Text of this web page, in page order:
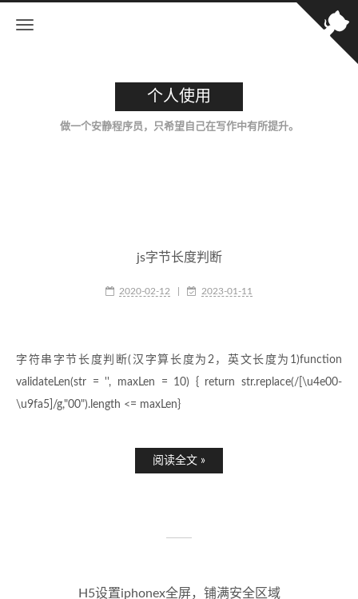
个人使用
做一个安静程序员，只希望自己在写作中有所提升。
js字节长度判断
2020-02-12 2023-01-11
字符串字节长度判断(汉字算长度为2，英文长度为1)function
validateLen(str = '', maxLen = 10) { return str.replace(/[\u4e00-
\u9fa5]/g,"00").length <= maxLen}
阅读全文 »
H5设置iphonex全屏，铺满安全区域